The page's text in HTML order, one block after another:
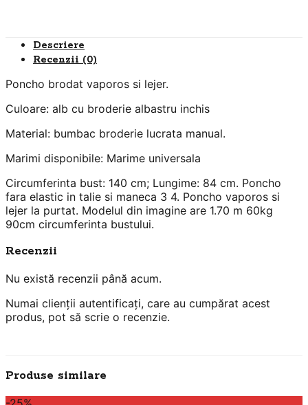
Descriere
Recenzii (0)
Poncho brodat vaporos si lejer.
Culoare: alb cu broderie albastru inchis
Material: bumbac broderie lucrata manual.
Marimi disponibile: Marime universala
Circumferinta bust: 140 cm; Lungime: 84 cm. Poncho
fara elastic in talie si maneca 3 4. Poncho vaporos si
lejer la purtat. Modelul din imagine are 1.70 m 60kg
90cm circumferinta bustului.
Recenzii
Nu există recenzii până acum.
Numai clienții autentificați, care au cumpărat acest
produs, pot să scrie o recenzie.
Produse similare